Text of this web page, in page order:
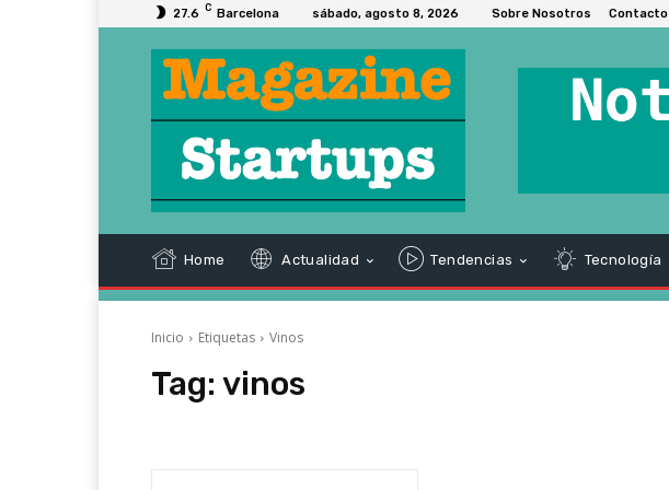
27.6 C Barcelona sábado, agosto 8, 2026 Sobre Nosotros Contacto
Home Actualidad Tendencias Tecnología
Inicio Etiquetas Vinos
Tag: vinos